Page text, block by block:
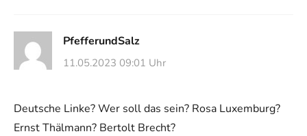
PfefferundSalz
11.05.2023 09:01 Uhr
Deutsche Linke? Wer soll das sein? Rosa Luxemburg?
Ernst Thälmann? Bertolt Brecht?